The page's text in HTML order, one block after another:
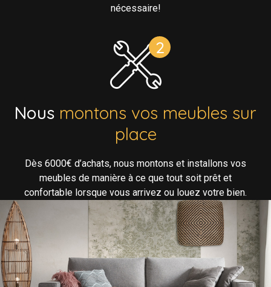
nécessaire!
Nous montons vos meubles sur
place
Dès 6000€ d’achats, nous montons et installons vos
meubles de manière à ce que tout soit prêt et
confortable lorsque vous arrivez ou louez votre bien.